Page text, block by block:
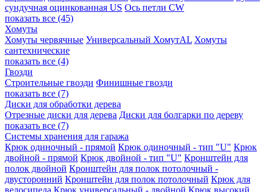
сундучная оцинкованная US Ось петли CW
показать все (45)
Хомуты
Хомуты червячные Универсальный ХомутAL Хомуты
сантехнические
показать все (4)
Гвозди
Строительные гвозди Финишные гвозди
показать все (7)
Диски для обработки дерева
Отрезные диски для дерева Диски для болгарки по дереву
показать все (7)
Системы хранения для гаража
Крюк одиночный - прямой Крюк одиночный - тип "U" Крюк
двойной - прямой Крюк двойной - тип "U" Кронштейн для
полок двойной Кронштейн для полок потолочный -
двусторонний Кронштейн для полок потолочный Крюк для
велосипеда Крюк универсальный - двойной Крюк высокий